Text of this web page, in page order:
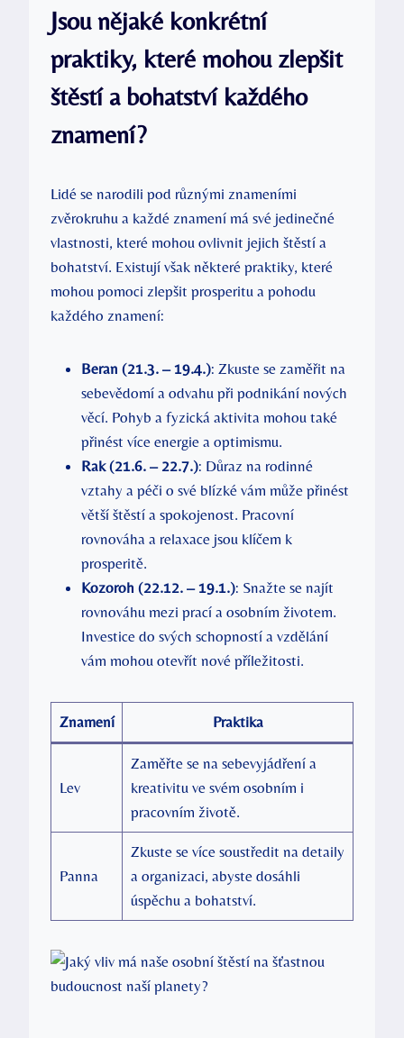
Jsou nějaké konkrétní
praktiky, ​které mohou zlepšit
‍štěstí a bohatství každého
znamení?
Lidé se narodili pod různými‍ znameními
⁣zvěrokruhu a každé znamení ‍má své jedinečné
vlastnosti, ⁢které mohou ovlivnit ‌jejich štěstí a ​
bohatství.⁤ Existují však některé praktiky, které
mohou pomoci zlepšit prosperitu​ a pohodu
‌každého znamení:
Beran (21.3. – 19.4.): Zkuste se zaměřit na
sebevědomí a odvahu při podnikání nových
věcí. Pohyb a fyzická aktivita mohou také
přinést více energie a optimismu.
Rak (21.6. – 22.7.): Důraz na rodinné
vztahy a péči o své blízké vám může přinést
větší štěstí a spokojenost. Pracovní
rovnováha a relaxace jsou klíčem k
prosperitě.
Kozoroh (22.12. – 19.1.): Snažte se najít
rovnováhu mezi prací a osobním životem.
Investice do svých schopností a vzdělání
vám mohou otevřít nové příležitosti.
Znamení Praktika
Lev
Zaměřte se na sebevyjádření a
kreativitu ve svém osobním i
pracovním životě.
Panna
Zkuste se více soustředit na detaily
a organizaci, abyste dosáhli
úspěchu a bohatství.